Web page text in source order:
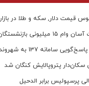
قیمت دلار, سکه و طلا در بازار
بازنشستگان تامین اجتماعی
137 به شهروندان در سال ۱۴۰۱
سکان‌دار پتروپالایش کنگان شد
پرسپولیس برابر الدحیل